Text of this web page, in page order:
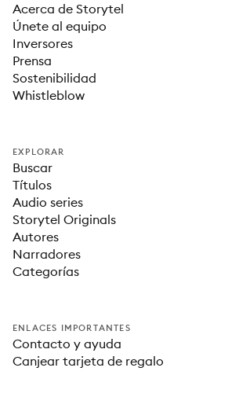
Acerca de Storytel
Únete al equipo
Inversores
Prensa
Sostenibilidad
Whistleblow
EXPLORAR
Buscar
Títulos
Audio series
Storytel Originals
Autores
Narradores
Categorías
ENLACES IMPORTANTES
Contacto y ayuda
Canjear tarjeta de regalo